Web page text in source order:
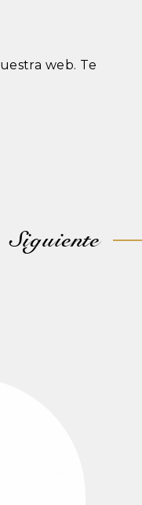
web. Te
Siguiente